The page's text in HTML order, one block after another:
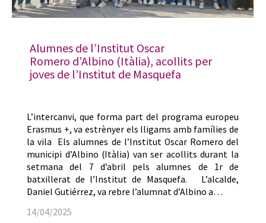
Alumnes de l’Institut Oscar
Romero d’Albino (Itàlia), acollits per
joves de l’Institut de Masquefa
L’intercanvi, que forma part del programa europeu
Erasmus +, va estrènyer els lligams amb famílies de
la vila Els alumnes de l’Institut Oscar Romero del
municipi d’Albino (Itàlia) van ser acollits durant la
setmana del 7 d’abril pels alumnes de 1r de
batxillerat de l’Institut de Masquefa. L’alcalde,
Daniel Gutiérrez, va rebre l’alumnat d’Albino a…
14/04/2025